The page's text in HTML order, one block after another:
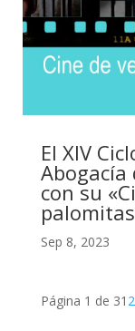
El XIV
Abogacía
con su
Sep 8, 2023
Página 1 de 31 2